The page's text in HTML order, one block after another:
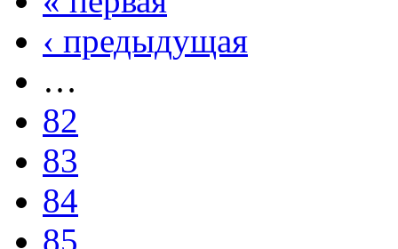
‹ предыдущая
…
82
83
84
85